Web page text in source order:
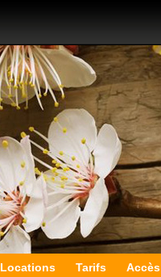
Locations Tarifs Accès